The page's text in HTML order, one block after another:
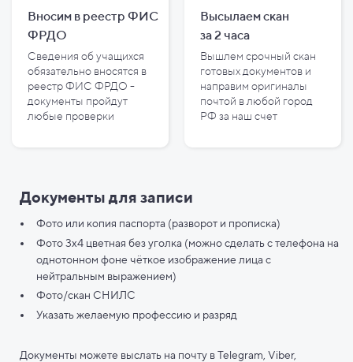
Вносим в реестр ФИС
ФРДО
Сведения об учащихся
обязательно вносятся в
реестр ФИС ФРДО -
документы пройдут
любые проверки
Высылаем скан
за2 часа
Вышлем срочный скан
готовых документов и
направим оригиналы
почтой в любой город
РФ за наш счет
Документы для записи
Фото или копия паспорта (разворот и прописка)
Фото 3х4 цветная без уголка (можно сделать с телефона на
однотонном фоне чёткое изображение лица с
нейтральным выражением)
Фото/скан СНИЛС
Указать желаемую профессию и разряд
Документы можете выслать на почту в Telegram, Viber,